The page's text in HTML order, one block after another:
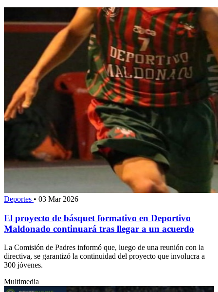
Deportes • 03 Mar 2026
El proyecto de básquet formativo en Deportivo
Maldonado continuará tras llegar a un acuerdo
La Comisión de Padres informó que, luego de una reunión con la
directiva, se garantizó la continuidad del proyecto que involucra a
300 jóvenes.
Multimedia